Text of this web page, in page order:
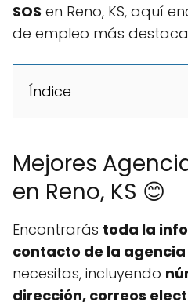
SOS en Reno, KS, aquí
de empleo más
Índice
Mejores
en Reno, KS 😊
Encontrarás toda la
contacto de la
necesitas, incluyendo
dirección, correos